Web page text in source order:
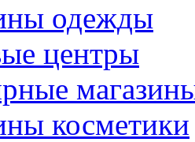
одежды
центры
косметики